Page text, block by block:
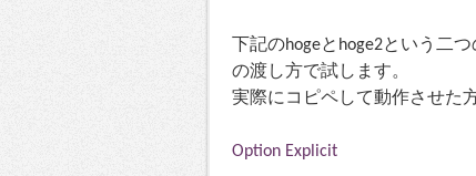
下記のhogeとhoge2という二
の渡し方で試します。
実際にコピペして動作させた
Option Explicit